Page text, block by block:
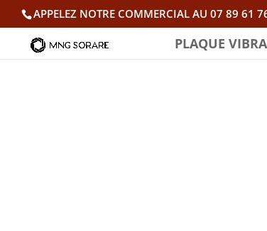
APPELEZ NOTRE COMMERCIAL AU 07 89 61
PLAQUE